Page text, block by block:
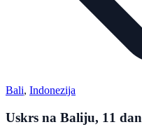
Bali, Indonezija
Uskrs na Baliju, 11